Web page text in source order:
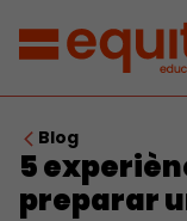
Blog
5
preparar